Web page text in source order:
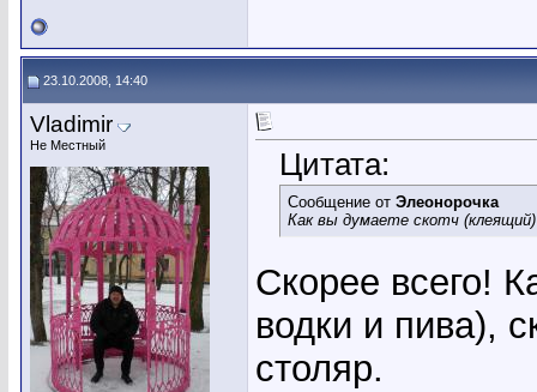
23.10.2008, 14:40
Vladimir
Не Местный
Цитата:
Сообщение от Элеонорочка
Как вы думаете скотч
Скорее всего!
водки и пива),
столяр.